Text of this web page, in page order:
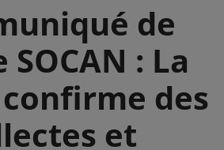
de
SOCAN : La
confirme des
et